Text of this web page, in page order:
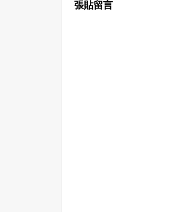
張貼留言